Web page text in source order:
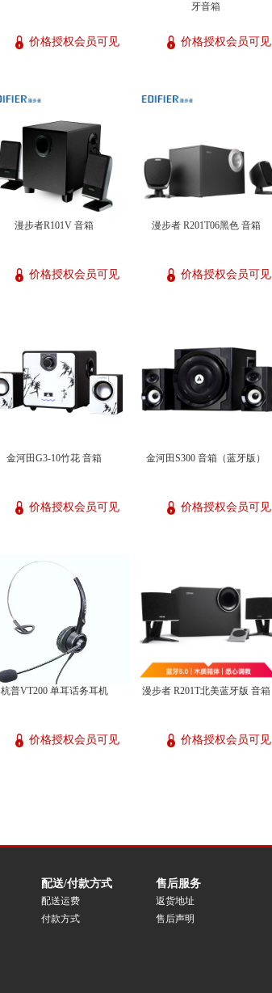
价格授权会员可见
牙音箱
价格授权会员可见
漫步者R101V 音箱
价格授权会员可见
漫步者 R201T06黑色 音箱
价格授权会员可见
金河田G3-10竹花 音箱
价格授权会员可见
金河田S300 音箱（蓝牙版）
价格授权会员可见
杭普VT200 单耳话务耳机
价格授权会员可见
漫步者 R201T北美蓝牙版 音箱
价格授权会员可见
配送/付款方式
配送运费
付款方式
售后服务
返货地址
售后声明